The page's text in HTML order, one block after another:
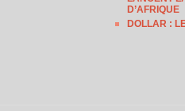
D’AFRIQUE
DOLLAR :